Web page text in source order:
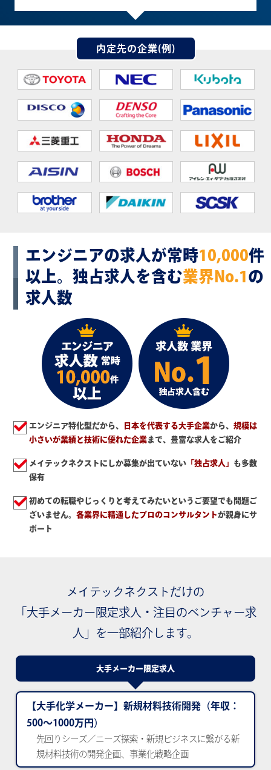
内定先の企業(例)
エンジニアの求人が常時10,000件
以上。 独占求人を含む業界No.1の
求人数
エンジニア特化型だから、 日本を代表する大手企業から、 規模は
小さいが業績と技術に優れた企業まで、豊富な求人をご紹介
メイテックネクストにしか募集が出ていない 「独占求人」 も多数
保有
初めての転職やじっくりと考えてみたいというご要望でも問題ご
ざいません。 各業界に精通したプロのコンサルタントが親身にサ
ポート
メイテックネクストだけの
「大手メーカー限定求人・注目のベンチャー求
人」を一部紹介します。
大手メーカー限定求人
【大手化学メーカー】新規材料技術開発 （年収：
500～1000万円）
先回りシーズ／ニーズ探索・新規ビジネスに繋がる新
規材料技術の開発企画、事業化戦略企画